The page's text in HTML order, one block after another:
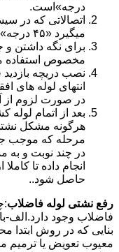
درجه»است.
اتصالاتی که در
میگیرد «۴۵ درجه»است.
برای نگه داشتن و
مخصوص استفاده
نصب دریچه بازدید
انتهای لوله های
در صورت لزوم از
بعد از اتمام
هرگونه مشکل نشتی
مرحله که موجب
انجام داده تا
حاصل شود..
رفع نشتی لوله فاضلاب
فاضلاب وجود
بنایی که در روش
معیوب تعویض یا ترمیم